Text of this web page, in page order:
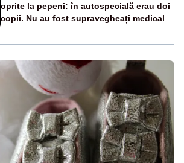
oprite la pepeni: în autospecială erau doi
copii. Nu au fost supravegheați medical